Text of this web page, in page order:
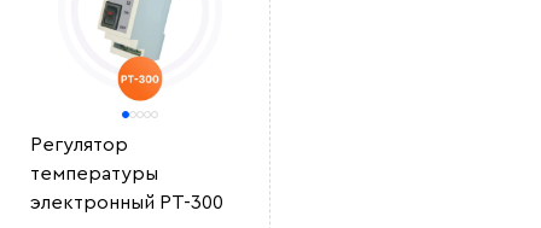
Регулятор
температуры
электронный РТ-300